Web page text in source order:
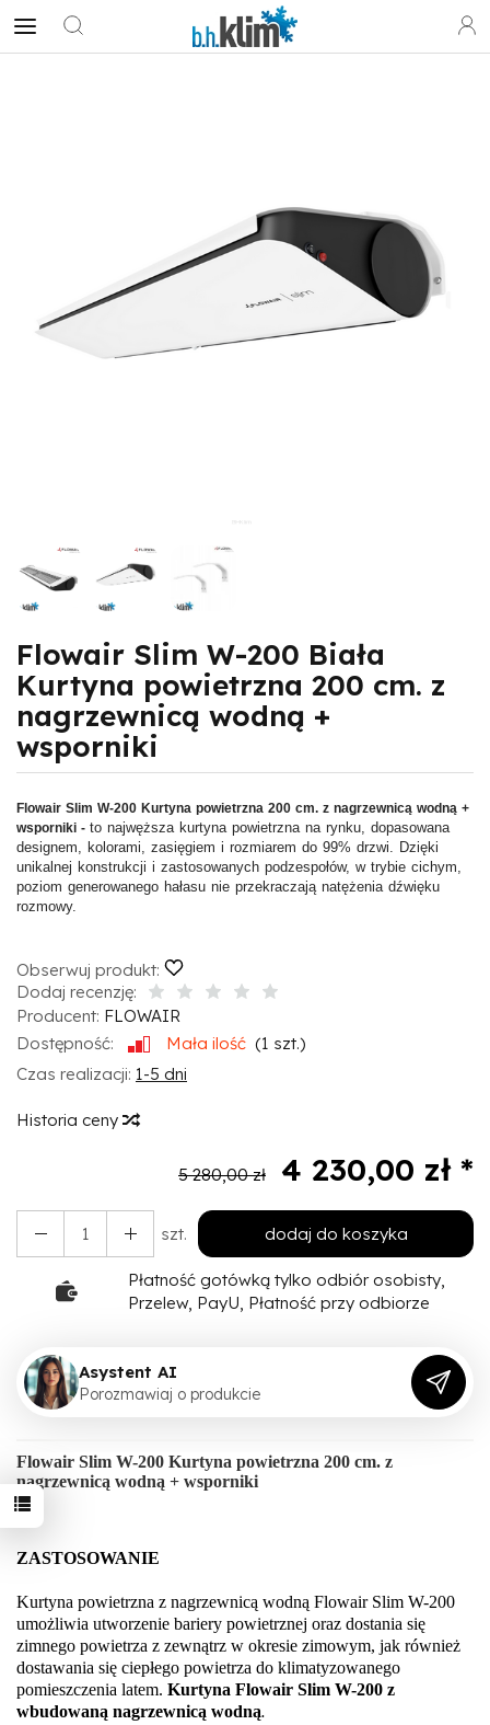
Flowair Slim W-200 Biała
Kurtyna powietrzna 200 cm. z
nagrzewnicą wodną +
wsporniki
Flowair Slim W-200 Kurtyna powietrzna 200 cm. z nagrzewnicą wodną +
wsporniki - to najwęższa kurtyna powietrzna na rynku, dopasowana
designem, kolorami, zasięgiem i rozmiarem do 99% drzwi. Dzięki
unikalnej konstrukcji i zastosowanych podzespołów, w trybie cichym,
poziom generowanego hałasu nie przekraczają natężenia dźwięku
rozmowy.
Obserwuj produkt:
Dodaj recenzję:
Producent: FLOWAIR
Dostępność:
Mała ilość (1 szt.)
Czas realizacji: 1-5 dni
Historia ceny
5 280,00 zł 4 230,00 zł *
szt. dodaj do koszyka
Płatność gotówką tylko odbiór osobisty,
Przelew, PayU, Płatność przy odbiorze
Asystent AI
Porozmawiaj o produkcie
Flowair Slim W-200 Kurtyna powietrzna 200 cm. z
nagrzewnicą wodną + wsporniki
ZASTOSOWANIE
Kurtyna powietrzna z nagrzewnicą wodną Flowair Slim W-200
umożliwia utworzenie bariery powietrznej oraz dostania się
zimnego powietrza z zewnątrz w okresie zimowym, jak również
dostawania się ciepłego powietrza do klimatyzowanego
pomieszczenia latem. Kurtyna Flowair Slim W-200 z
wbudowaną nagrzewnicą wodną.